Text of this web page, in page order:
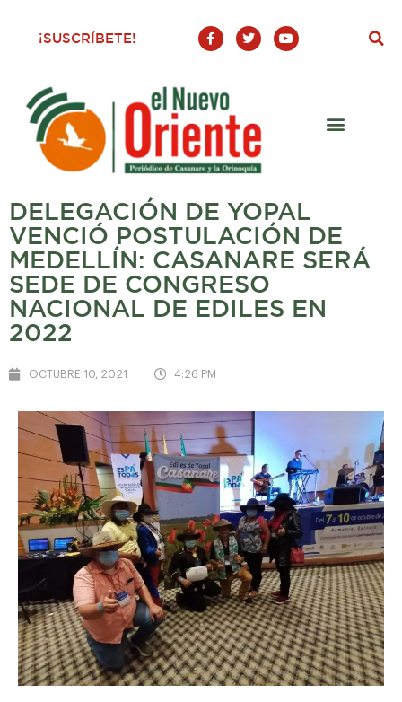
¡SUSCRÍBETE!
F
a
c
o
o
-
T
w
i
Y
o
u
DELEGACIÓN DE YOPAL
VENCIÓ POSTULACIÓN DE
MEDELLÍN: CASANARE SERÁ
SEDE DE CONGRESO
NACIONAL DE EDILES EN
2022
OCTUBRE 10, 2021 4:26 PM